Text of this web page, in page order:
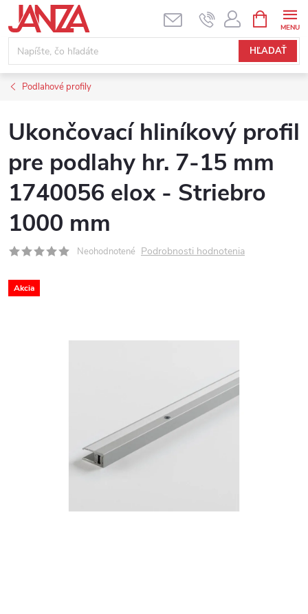
Prejsť na obsah
HĽADAŤ
Podlahové profily
Ukončovací hliníkový profil
pre podlahy hr. 7-15 mm
1740056 elox - Striebro
1000 mm
Neohodnotené Podrobnosti hodnotenia
Akcia